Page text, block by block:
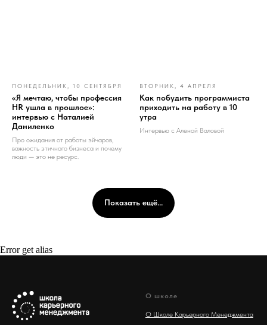
ПОНЕДЕЛЬНИК, 10 СЕНТЯБРЯ
«Я мечтаю, чтобы профессия
HR ушла в прошлое»:
интервью с Наталией
Даниленко
Про ожидания от работы эйчаров,
важность этичного бизнеса и почему
люди — это не ресурс.
ВТОРНИК, 4 АПРЕЛЯ
Как побудить программиста
приходить на работу в 10
утра
Интервью с Аленой Валовой
Показать ещё...
Error get alias
О школе
О Школе Карьерного Менеджмента